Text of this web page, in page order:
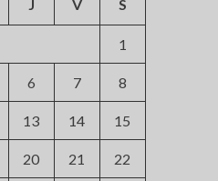
J V S
1
6 7 8
13 14 15
20 21 22